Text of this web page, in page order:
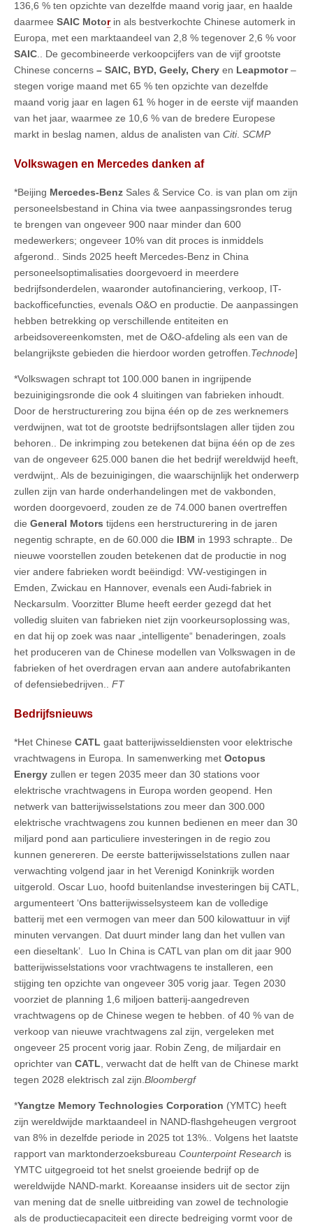
136,6 % ten opzichte van dezelfde maand vorig jaar, en haalde
daarmee SAIC Motorin als bestverkochte Chinese automerk in
Europa, met een marktaandeel van 2,8 % tegenover 2,6 % voor
SAIC.. De gecombineerde verkoopcijfers van de vijf grootste
Chinese concerns – SAIC, BYD, Geely, Chery en Leapmotor–
stegen vorige maand met 65 % ten opzichte van dezelfde
maand vorig jaar en lagen 61 % hoger in de eerste vijf maanden
van het jaar, waarmee ze 10,6 % van de bredere Europese
markt in beslag namen, aldus de analisten van Citi. SCMP
Volkswagen en Mercedes danken af
*Beijing Mercedes-Benz Sales & Service Co. is van plan om zijn
personeelsbestand in China via twee aanpassingsrondes terug
te brengen van ongeveer 900 naar minder dan 600
medewerkers; ongeveer 10% van dit proces is inmiddels
afgerond.. Sinds 2025 heeft Mercedes-Benz in China
personeelsoptimalisaties doorgevoerd in meerdere
bedrijfsonderdelen, waaronder autofinanciering, verkoop, IT-
backofficefuncties, evenals O&O en productie. De aanpassingen
hebben betrekking op verschillende entiteiten en
arbeidsovereenkomsten, met de O&O-afdeling als een van de
belangrijkste gebieden die hierdoor worden getroffen.Technode]
*Volkswagen schrapt tot 100.000 banen in ingrijpende
bezuinigingsronde die ook 4 sluitingen van fabrieken inhoudt.
Door de herstructurering zou bijna één op de zes werknemers
verdwijnen, wat tot de grootste bedrijfsontslagen aller tijden zou
behoren.. De inkrimping zou betekenen dat bijna één op de zes
van de ongeveer 625.000 banen die het bedrijf wereldwijd heeft,
verdwijnt,. Als de bezuinigingen, die waarschijnlijk het onderwerp
zullen zijn van harde onderhandelingen met de vakbonden,
worden doorgevoerd, zouden ze de 74.000 banen overtreffen
die General Motors tijdens een herstructurering in de jaren
negentig schrapte, en de 60.000 die IBM in 1993 schrapte.. De
nieuwe voorstellen zouden betekenen dat de productie in nog
vier andere fabrieken wordt beëindigd: VW-vestigingen in
Emden, Zwickau en Hannover, evenals een Audi-fabriek in
Neckarsulm. Voorzitter Blume heeft eerder gezegd dat het
volledig sluiten van fabrieken niet zijn voorkeursoplossing was,
en dat hij op zoek was naar „intelligente“ benaderingen, zoals
het produceren van de Chinese modellen van Volkswagen in de
fabrieken of het overdragen ervan aan andere autofabrikanten
of defensiebedrijven.. FT
Bedrijfsnieuws
*Het Chinese CATL gaat batterijwisseldiensten voor elektrische
vrachtwagens in Europa. In samenwerking met Octopus
Energy zullen er tegen 2035 meer dan 30 stations voor
elektrische vrachtwagens in Europa worden geopend. Hen
netwerk van batterijwisselstations zou meer dan 300.000
elektrische vrachtwagens zou kunnen bedienen en meer dan 30
miljard pond aan particuliere investeringen in de regio zou
kunnen genereren. De eerste batterijwisselstations zullen naar
verwachting volgend jaar in het Verenigd Koninkrijk worden
uitgerold. Oscar Luo, hoofd buitenlandse investeringen bij CATL,
argumenteert ‘Ons batterijwisselsysteem kan de volledige
batterij met een vermogen van meer dan 500 kilowattuur in vijf
minuten vervangen. Dat duurt minder lang dan het vullen van
een dieseltank’. Luo In China is CATL van plan om dit jaar 900
batterijwisselstations voor vrachtwagens te installeren, een
stijging ten opzichte van ongeveer 305 vorig jaar. Tegen 2030
voorziet de planning 1,6 miljoen batterij-aangedreven
vrachtwagens op de Chinese wegen te hebben. of 40 % van de
verkoop van nieuwe vrachtwagens zal zijn, vergeleken met
ongeveer 25 procent vorig jaar. Robin Zeng, de miljardair en
oprichter van CATL , verwacht dat de helft van de Chinese markt
tegen 2028 elektrisch zal zijn. Bloombergf
*Yangtze Memory Technologies Corporation (YMTC) heeft
zijn wereldwijde marktaandeel in NAND-flashgeheugen vergroot
van 8% in dezelfde periode in 2025 tot 13%.. Volgens het laatste
rapport van marktonderzoeksbureau Counterpoint Research is
YMTC uitgegroeid tot het snelst groeiende bedrijf op de
wereldwijde NAND-markt. Koreaanse insiders uit de sector zijn
van mening dat de snelle uitbreiding van zowel de technologie
als de productiecapaciteit een directe bedreiging vormt voor de